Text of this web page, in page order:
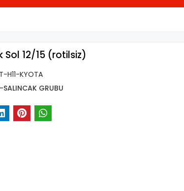
Sol 12/15 (rotilsiz)
H11-KYOTA
GRUBU